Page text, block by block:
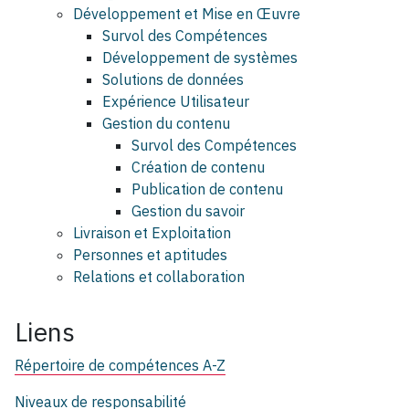
Développement et Mise en Œuvre
Survol des Compétences
Développement de systèmes
Solutions de données
Expérience Utilisateur
Gestion du contenu
Survol des Compétences
Création de contenu
Publication de contenu
Gestion du savoir
Livraison et Exploitation
Personnes et aptitudes
Relations et collaboration
Liens
Répertoire de compétences A-Z
Niveaux de responsabilité